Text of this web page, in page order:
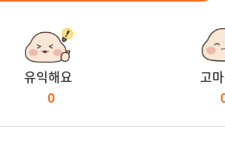
유익해요
0
고